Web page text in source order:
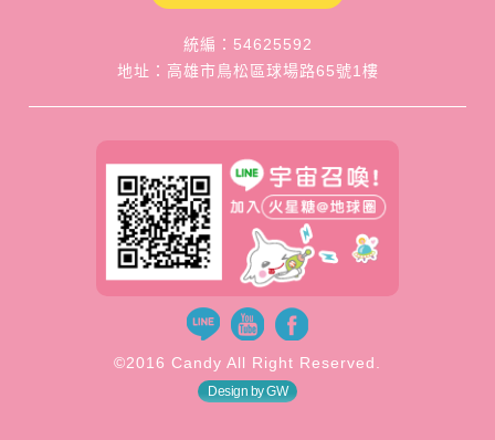
統編：54625592
地址：高雄市鳥松區球場路65號1樓
©2016 Candy All Right Reserved.
Design by GW